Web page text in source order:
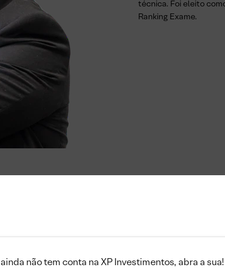
técnica. Foi eleito
Ranking Exame.
não tem conta na XP Investimentos, abra a sua!